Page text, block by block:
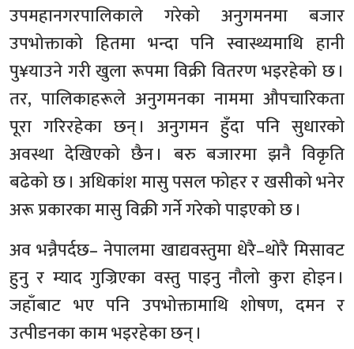
उपमहानगरपालिकाले गरेको अनुगमनमा बजार
उपभोक्ताको हितमा भन्दा पनि स्वास्थ्यमाथि हानी
पु¥याउने गरी खुला रूपमा विक्री वितरण भइरहेको छ ।
तर, पालिकाहरूले अनुगमनका नाममा औपचारिकता
पूरा गरिरहेका छन् । अनुगमन हुँदा पनि सुधारको
अवस्था देखिएको छैन । बरु बजारमा झनै विकृति
बढेको छ । अधिकांश मासु पसल फोहर र खसीको भनेर
अरू प्रकारका मासु विक्री गर्ने गरेको पाइएको छ ।
अव भन्नैपर्दछ– नेपालमा खाद्यवस्तुमा धेरै–थोरै मिसावट
हुनु र म्याद गुज्रिएका वस्तु पाइनु नौलो कुरा होइन ।
जहाँबाट भए पनि उपभोक्तामाथि शोषण, दमन र
उत्पीडनका काम भइरहेका छन् ।